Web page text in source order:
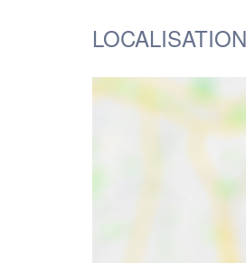
LOCALISATION